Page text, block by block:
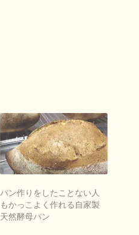
パン作りをしたことない人
もかっこよく作れる自家製
天然酵母パン